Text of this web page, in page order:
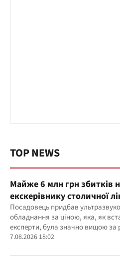
TOP NEWS
Майже 6 млн грн збитків
екскерівнику столичної
підозру
Посадовець придбав
обладнання за ціною, яка, як
експерти, була значно вищою за
7.08.2026 18:02